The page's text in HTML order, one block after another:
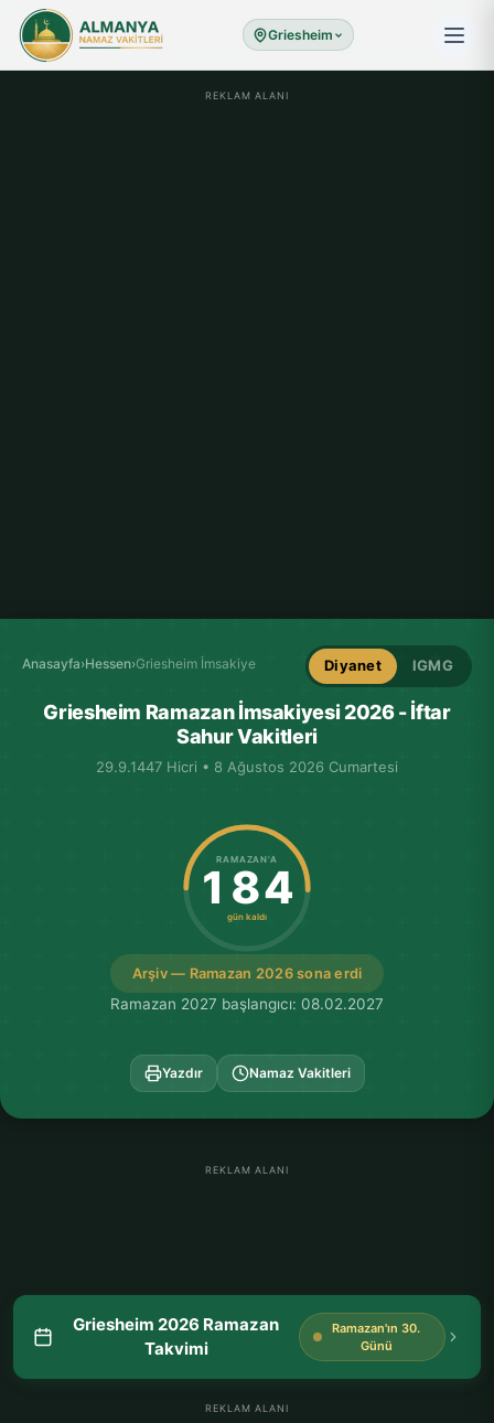
Griesheim
REKLAM ALANI
Anasayfa›Hessen›Griesheim İmsakiye Diyanet IGMG
Griesheim Ramazan İmsakiyesi 2026 - İftar
Sahur Vakitleri
29.9.1447 Hicri • 8 Ağustos 2026 Cumartesi
Arşiv — Ramazan 2026 sona erdi
RAMAZAN'A
184
gün kaldı
Ramazan 2027 başlangıcı: 08.02.2027
Yazdır Namaz Vakitleri
REKLAM ALANI
Griesheim 2026 Ramazan
Takvimi
Ramazan'ın 30.
Günü
REKLAM ALANI